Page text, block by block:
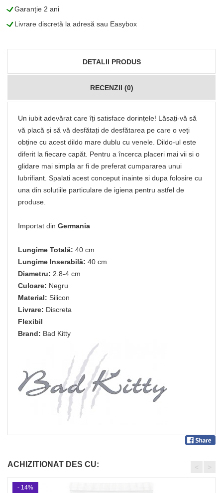
LGaranție 2 ani
LLivrare discretă la adresă sau Easybox
DETALII PRODUS
RECENZII (0)
Un iubit adevărat care îți satisface dorințele! Lăsați-vă să
vă placă și să vă desfătați de desfătarea pe care o veți
obține cu acest dildo mare dublu cu venele. Dildo-ul este
diferit la fiecare capăt. Pentru a încerca placeri mai vii si o
glidare mai simpla ar fi de preferat cumpararea unui
lubrifiant. Spalati acest conceput inainte si dupa folosire cu
una din solutiile particulare de igiena pentru astfel de
produse.
Importat din Germania
Lungime Totală: 40 cm
Lungime Inserabilă: 40 cm
Diametru: 2.8-4 cm
Culoare: Negru
Material: Silicon
Livrare: Discreta
Flexibil
Brand: Bad Kitty
ACHIZITIONAT DES CU:
- 14%
< >